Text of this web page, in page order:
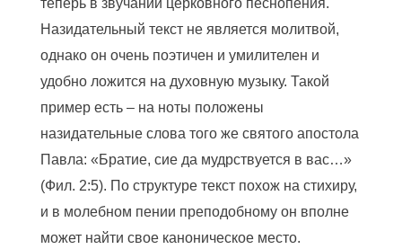
Назидательный текст не является молитвой,
однако он очень поэтичен и умилителен и
удобно ложится на духовную музыку. Такой
пример есть – на ноты положены
назидательные слова того же святого апостола
Павла: «Братие, сие да мудрствуется в вас…»
(Фил. 2:5). По структуре текст похож на стихиру,
и в молебном пении преподобному он вполне
может найти свое каноническое место.